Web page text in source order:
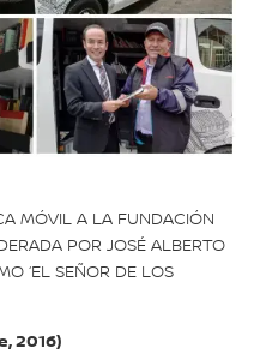
MÓVIL A LA FUNDACIÓN
POR JOSÉ ALBERTO
‘EL SEÑOR DE LOS
2016)